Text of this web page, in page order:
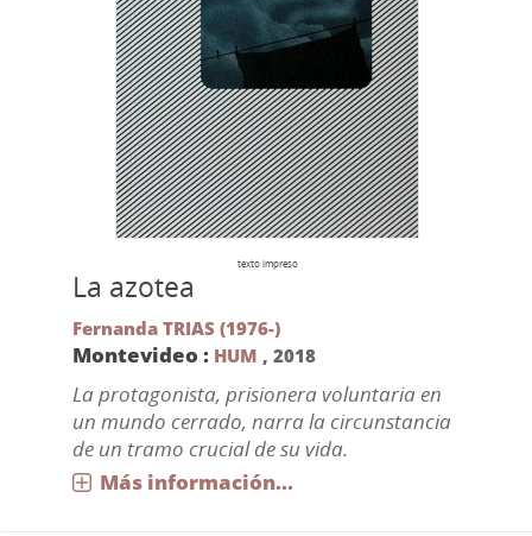
texto impreso
La azotea
Fernanda TRIAS (1976-)
Montevideo : HUM , 2018
La protagonista, prisionera voluntaria en
un mundo cerrado, narra la circunstancia
de un tramo crucial de su vida.
Más información...